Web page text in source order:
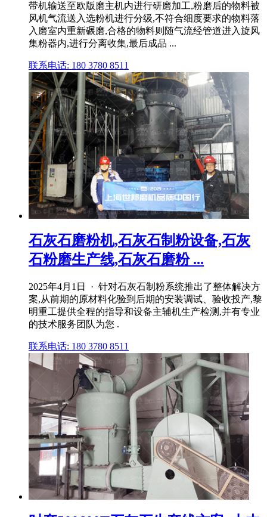
带机输送至欧版磨主机内进行研磨加工,粉磨后的物料被
风机气流送入选粉机进行分级,不符合细度要求的物料落
入磨室内重新碾磨,合格的物料则随气流经管道进入旋风
集粉器内,进行分离收集,最后成品 ...
联系电话: 180 3780 8511
石灰石磨粉机,石灰石制粉设备,石灰
石粉磨生产线,石灰石磨粉 ...
2025年4月1日 · 针对石灰石制粉系统推出了整体解决方
案,从前期的原材料化验到后期的安装调试、验收投产,黎
明重工提供全程的指导和设备主辅机生产检测,并有专业
的技术服务团队为您 .
联系电话: 180 3780 8511